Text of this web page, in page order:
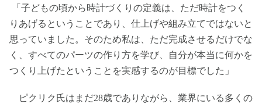
「子どもの頃から時計づくりの定義は、ただ時計をつく
りあげるということであり、仕上げや組み立てではないと
思っていました。そのため私は、ただ完成させるだけでな
く、すべてのパーツの作り方を学び、自分が本当に何かを
つくり上げたということを実感するのが目標でした」
ピクリク氏はまだ28歳でありながら、業界にいる多くの